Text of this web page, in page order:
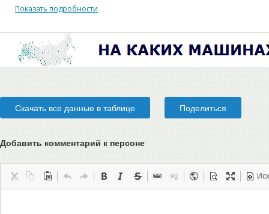
Показать подробности
Скачать все данные в таблице Поделиться
Добавить комментарий к персоне